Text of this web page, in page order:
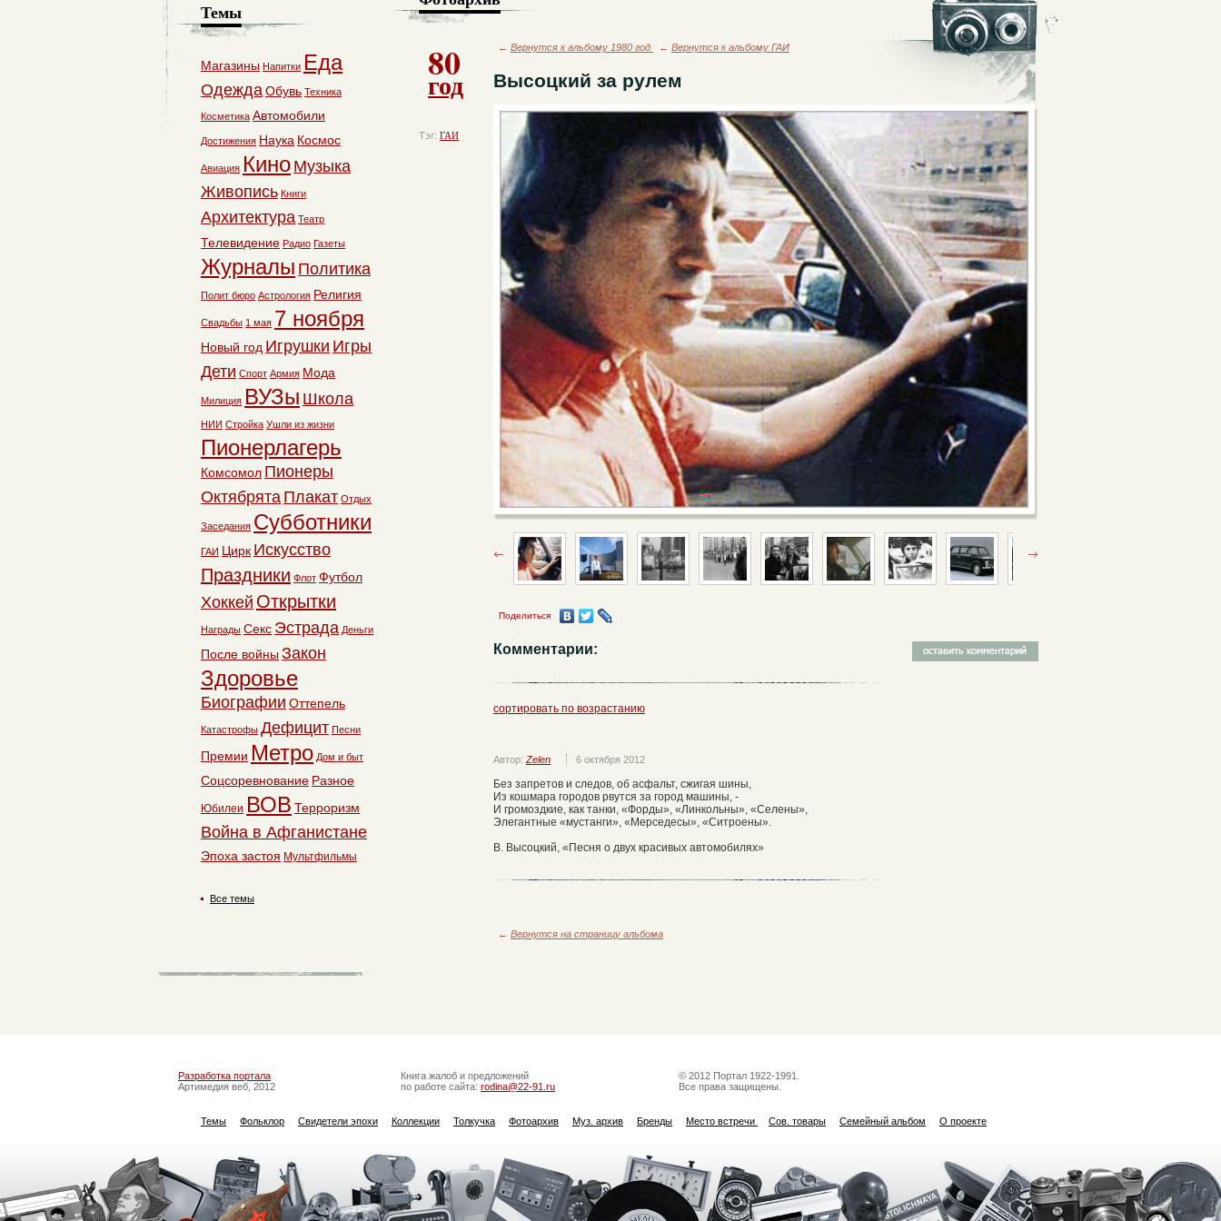
80
год
Тэг: ГАИ
← Вернутся к альбому 1980 год ← Вернутся к альбому ГАИ
Высоцкий за рулем
Поделиться
Комментарии:
сортировать по возрастанию
Автор: Zelen 6 октября 2012
Без запретов и следов, об асфальт, сжигая шины,
Из кошмара городов рвутся за город машины, -
И громоздкие, как танки, «Форды», «Линкольны», «Селены»,
Элегантные «мустанги», «Мерседесы», «Ситроены».
В. Высоцкий, «Песня о двух красивых автомобилях»
← Вернутся на страницу альбома
Темы
Магазины Напитки Еда
ОдеждаОбувь Техника
Косметика Автомобили
Достижения Наука Космос
Авиация Кино Музыка
Живопись Книги
Архитектура Театр
Телевидение Радио Газеты
Журналы Политика
Полит бюро Астрология Религия
Свадьбы 1 мая 7 ноября
Новый год Игрушки Игры
Дети Спорт Армия Мода
Милиция ВУЗы Школа
НИИ Стройка Ушли из жизни
Пионерлагерь
Комсомол Пионеры
Октябрята Плакат Отдых
Заседания Субботники
ГАИ Цирк Искусство
Праздники Флот Футбол
Хоккей Открытки
Награды Секс Эстрада Деньги
После войны Закон
Здоровье
Биографии Оттепель
Катастрофы Дефицит Песни
Премии Метро Дом и быт
Соцсоревнование Разное
Юбилеи ВОВ Терроризм
Война в Афганистане
Эпоха застоя Мультфильмы
Все темы
Разработка портала
Артимедия веб, 2012
Книга жалоб и предложений
по работе сайта: rodina@22-91.ru
© 2012 Портал 1922-1991.
Все права защищены.
Темы Фольклор Свидетели эпохи Коллекции Толкучка Фотоархив Муз. архив Бренды Место встречи Сов. товары Семейный альбом О проекте